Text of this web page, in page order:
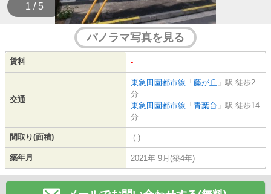
1 / 5
パノラマ写真を見る
賃料 -
交通
東急田園都市線 「 藤が丘 」駅 徒歩2
分
東急田園都市線 「 青葉台 」駅 徒歩14
分
間取り(面積) -(-)
築年月 2021年 9月(築4年)